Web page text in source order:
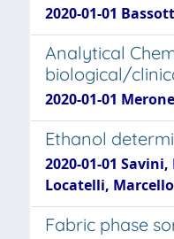
2020-01-01
Analytical
biological/
2020-01-01
Ethanol
2020-01-01
Locatelli, Marcello
Fabric phase